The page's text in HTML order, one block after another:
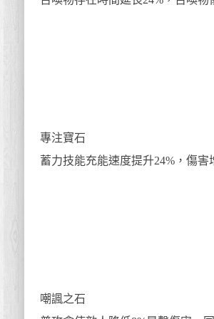
專注寶石
蓄力技能充能速度提升24%，傷害
嘲諷之石